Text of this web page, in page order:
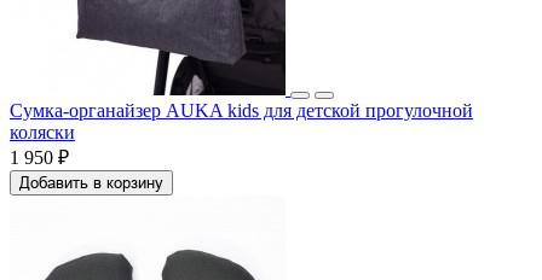
Сумка-органайзер AUKA kids для детской прогулочной
коляски
1 950 ₽
Добавить в корзину